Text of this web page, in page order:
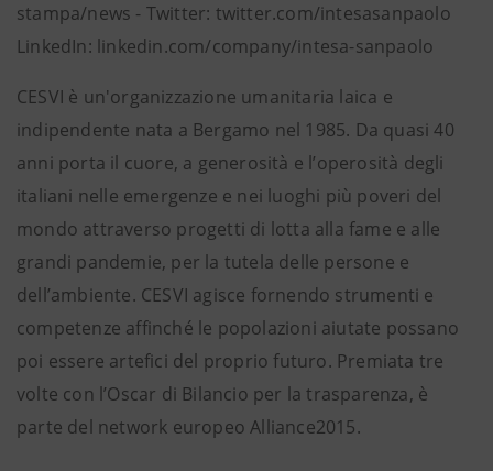
stampa/news - Twitter: twitter.com/intesasanpaolo
LinkedIn: linkedin.com/company/intesa-sanpaolo
CESVI è un'organizzazione umanitaria laica e
indipendente nata a Bergamo nel 1985. Da quasi 40
anni porta il cuore, a generosità e l’operosità degli
italiani nelle emergenze e nei luoghi più poveri del
mondo attraverso progetti di lotta alla fame e alle
grandi pandemie, per la tutela delle persone e
dell’ambiente. CESVI agisce fornendo strumenti e
competenze affinché le popolazioni aiutate possano
poi essere artefici del proprio futuro. Premiata tre
volte con l’Oscar di Bilancio per la trasparenza, è
parte del network europeo Alliance2015.